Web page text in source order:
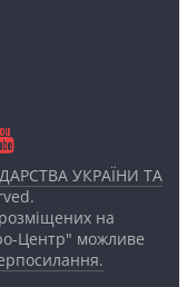
УКРАЇНИ ТА
на
Центр" можливе